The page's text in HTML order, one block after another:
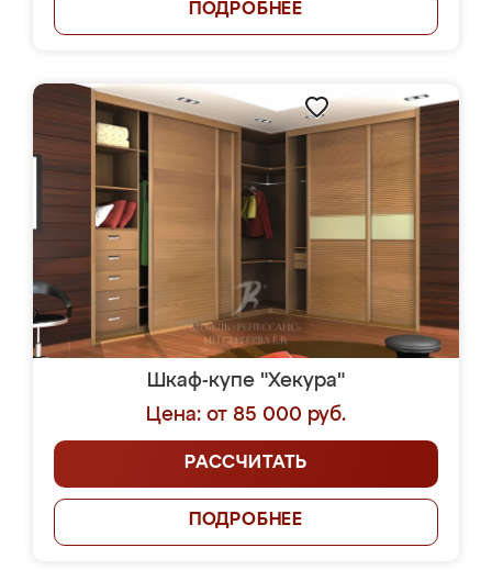
ПОДРОБНЕЕ
Шкаф-купе "Хекура"
Цена: от 85 000 руб.
РАССЧИТАТЬ
ПОДРОБНЕЕ